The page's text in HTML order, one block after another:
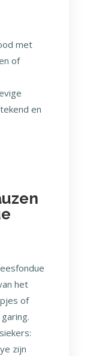
met
of
en
het
of
zijn